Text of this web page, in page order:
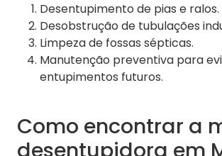
Desentupimento de pias e ralos.
Desobstrução de tubulações
Limpeza de fossas sépticas.
Manutenção preventiva para
entupimentos futuros.
Como encontrar a